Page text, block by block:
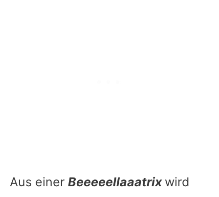
Aus einer Beeeeellaaatrix wird